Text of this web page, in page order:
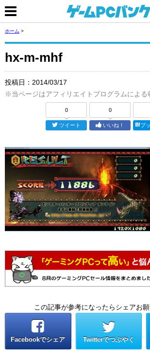
ホーム >
hx-m-mhf
投稿日： 2014/03/17
※当ページはアフィリエイトプログラムによる
0
ツイート
0
いいね！ ブ
この記事が参考になったらシェアお願
Facebookでシェア Twitterでつぶやく